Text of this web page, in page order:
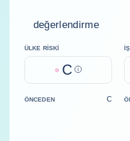
değerlendirme
ÜLKE RISKI
C Help
ÖNCEDEN C